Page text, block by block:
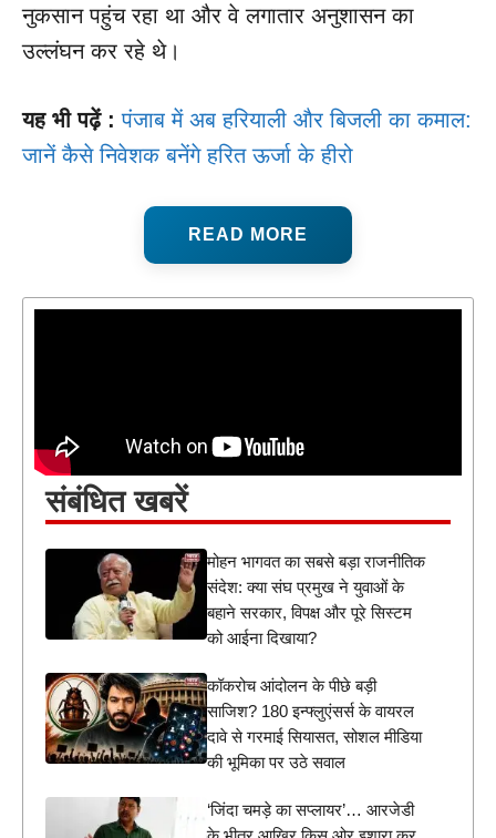
नुकसान पहुंच रहा था और वे लगातार अनुशासन का
उल्लंघन कर रहे थे।
यह भी पढ़ें :पंजाब में अब हरियाली और बिजली का कमाल:
जानें कैसे निवेशक बनेंगे हरित ऊर्जा के हीरो
READ MORE
संबंधित खबरें
मोहन भागवत का सबसे बड़ा राजनीतिक
संदेश: क्या संघ प्रमुख ने युवाओं के
बहाने सरकार, विपक्ष और पूरे सिस्टम
को आईना दिखाया?
कॉकरोच आंदोलन के पीछे बड़ी
साजिश? 180 इन्फ्लुएंसर्स के वायरल
दावे से गरमाई सियासत, सोशल मीडिया
की भूमिका पर उठे सवाल
‘जिंदा चमड़े का सप्लायर’… आरजेडी